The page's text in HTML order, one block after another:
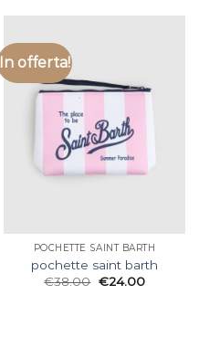
In offerta!
POCHETTE SAINT BARTH
pochette saint barth
€38.00 €24.00